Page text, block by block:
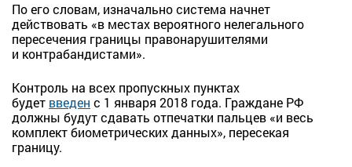
По его словам, изначально система начнет
действовать «в местах вероятного нелегального
пересечения границы правонарушителями
и контрабандистами».
Контроль на всех пропускных пунктах
будет введен с 1 января 2018 года. Граждане РФ
должны будут сдавать отпечатки пальцев «и весь
комплект биометрических данных», пересекая
границу.